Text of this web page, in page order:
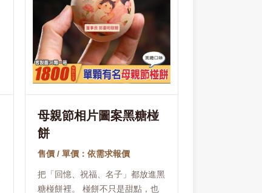
母親節相片圖案黑糖椪
餅
售價 / 單價：依需求報價
把「回憶、祝福、名子」都放進黑
糖椪餅裡。 椪餅不只是甜點，也